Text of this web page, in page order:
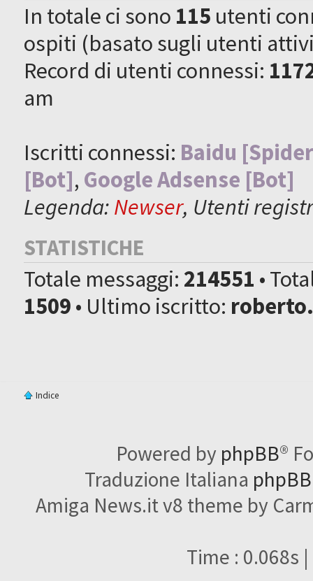
In totale ci sono 115 utenti
ospiti (basato sugli utenti
Record di utenti connessi:
am
Iscritti connessi: Baidu
[Bot], Google Adsense [Bot]
Legenda:Newser, Utenti
STATISTICHE
Totale messaggi: 214551 •
1509• Ultimo iscritto:
Indice
Powered by phpBB®
Traduzione Italiana
Amiga News.it v8 theme by
Time : 0.068s